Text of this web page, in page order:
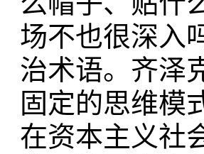
场不也很深入
治术语。齐泽
固定的思维模
在资本主义社